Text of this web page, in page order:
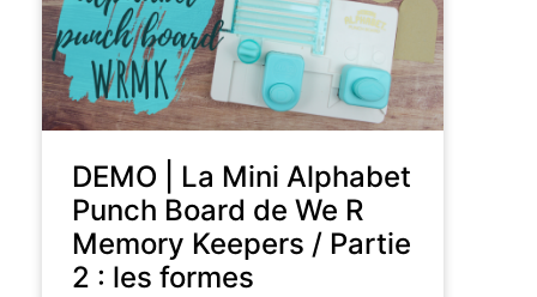
DEMO | La Mini Alphabet
Punch Board de We R
Memory Keepers / Partie
2 : les formes